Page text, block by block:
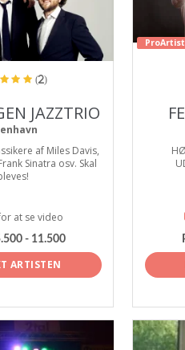
(2)
JAZZTRIO
af Miles Davis,
Sinatra osv. Skal
at se video
- 11.500
ARTISTEN
ProArtist